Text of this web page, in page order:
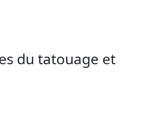
du tatouage et